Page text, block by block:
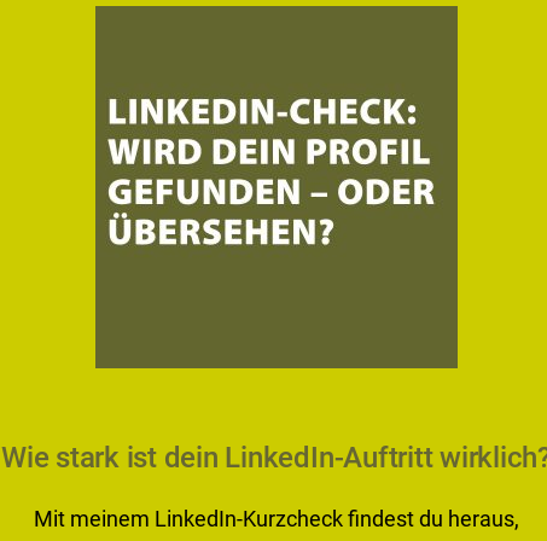
Wie stark ist dein LinkedIn-Auftritt
Mit meinem LinkedIn-Kurzcheck findest du heraus,